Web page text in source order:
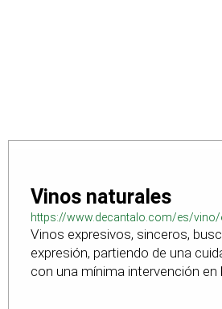
Vinos naturales
https://www.decantalo.com/es/
Vinos expresivos, sinceros,
expresión, partiendo de una
con una mínima intervención en